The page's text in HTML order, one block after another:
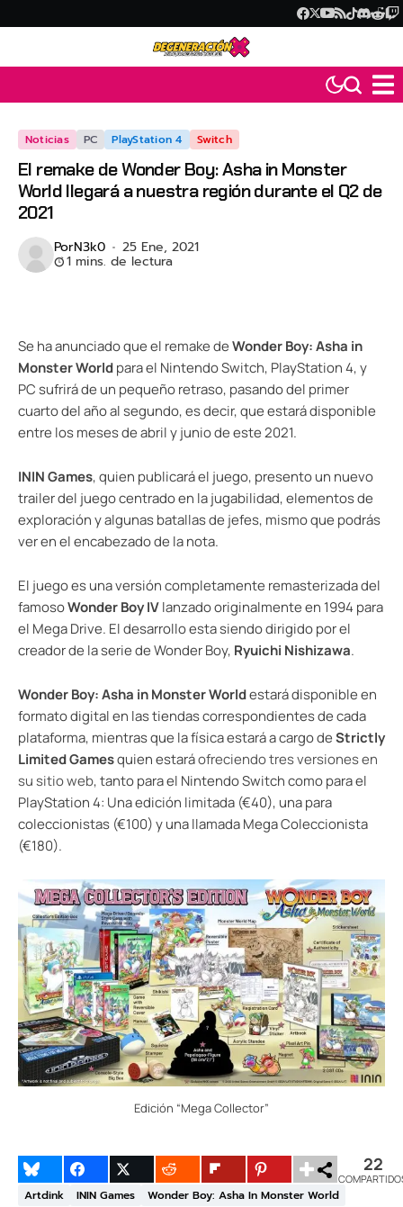
Noticias PC PlayStation 4 Switch
El remake de Wonder Boy: Asha in Monster
World llegará a nuestra región durante el Q2 de
2021
PorN3k0 25 Ene, 2021
1 mins. de lectura
Se ha anunciado que el remake deWonder Boy: Asha in
Monster Worldpara el Nintendo Switch, PlayStation 4, y
PC sufrirá de un pequeño retraso, pasando del primer
cuarto del año al segundo, es decir, que estará disponible
entre los meses de abril y junio de este 2021.
ININ Games, quien publicará el juego, presento un nuevo
trailer del juego centrado en la jugabilidad, elementos de
exploración y algunas batallas de jefes, mismo que podrás
ver en el encabezado de la nota.
El juego es una versión completamente remasterizada del
famosoWonder Boy IVlanzado originalmente en 1994 para
el Mega Drive. El desarrollo esta siendo dirigido por el
creador de la serie de Wonder Boy, Ryuichi Nishizawa.
Wonder Boy: Asha in Monster Worldestará disponible en
formato digital en las tiendas correspondientes de cada
plataforma, mientras que la física estará a cargo deStrictly
Limited Gamesquien estaráofreciendo tres versiones en
su sitio web, tanto para el Nintendo Switch como para el
PlayStation 4: Una edición limitada (€40), una para
coleccionistas (€100) y una llamada Mega Coleccionista
(€180).
Edición “Mega Collector”
22
Artdink ININ Games Wonder Boy: Asha In Monster World